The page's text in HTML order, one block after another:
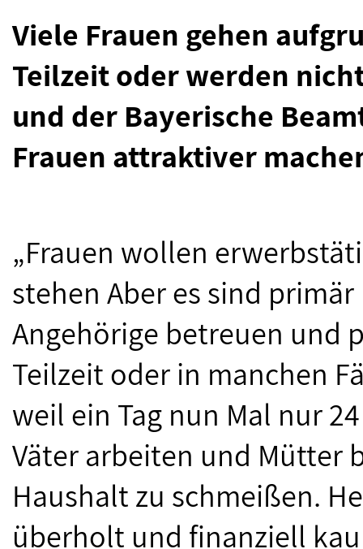
Viele Frauen gehen
Teilzeit oder werden
und der Bayerische
Frauen attraktiver
„Frauen wollen
stehen Aber es sind
Angehörige betreuen und
Teilzeit oder in manchen
weil ein Tag nun Mal nur
Väter arbeiten und Mütter
Haushalt zu schmeißen.
überholt und finanziell